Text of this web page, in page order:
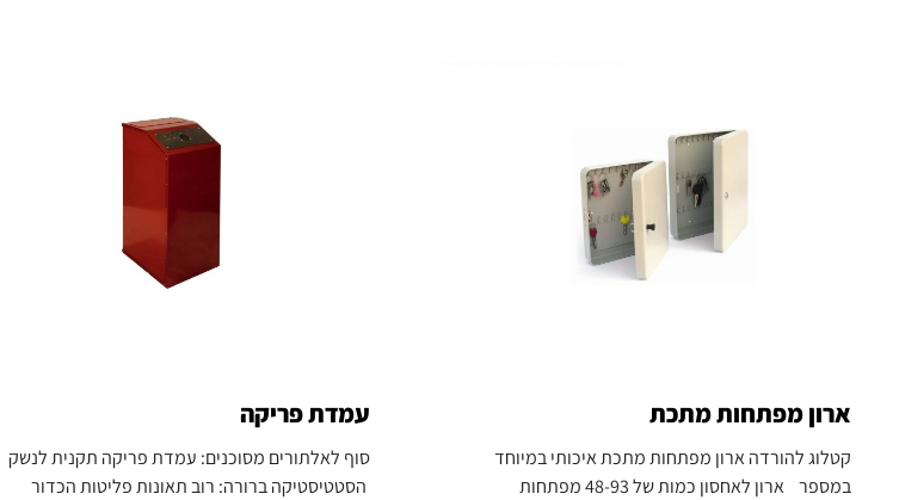
ארון מפתחות מתכת
קטלוג להורדה ארון מפתחות מתכת איכותי במיוחד
במספר ארון לאחסון כמות של 48-93 מפתחות
עמדת פריקה
סוף לאלתורים מסוכנים: עמדת פריקה תקנית לנשק
הסטטיסטיקה ברורה: רוב תאונות פליטות הכדור